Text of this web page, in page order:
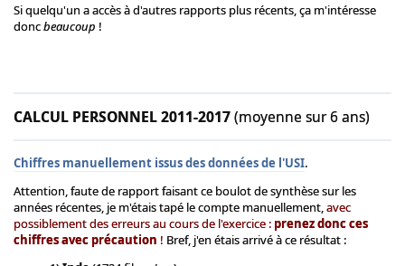
Si quelqu'un a accès à d'autres rapports plus récents, ça m'intéresse
doncbeaucoup !
CALCUL PERSONNEL 2011-2017(moyenne sur 6 ans)
Chiffres manuellement issus des données de l'USI.
Attention, faute de rapport faisant ce boulot de synthèse sur les
années récentes, je m'étais tapé le compte manuellement,avec
possiblement des erreurs au cours de l'exercice : prenez donc ces
chiffres avec précaution ! Bref, j'en étais arrivé à ce résultat :